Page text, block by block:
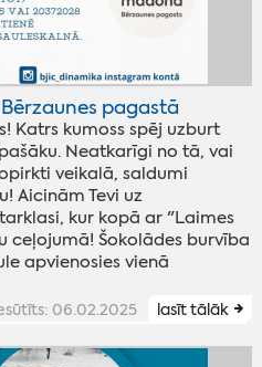
pagastā
Katrs kumoss spēj uzburt
Neatkarīgi no tā, vai
veikalā, saldumi
Aicinām Tevi uz
kur kopā ar "Laimes
ceļojumā! Šokolādes burvība
apvienosies vienā
06.02.2025 lasīt tālāk